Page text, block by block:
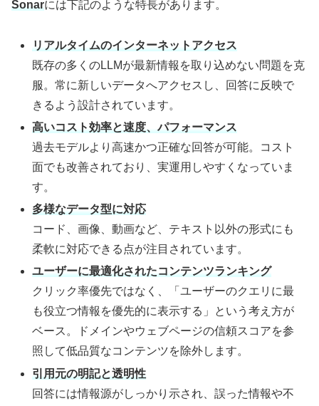
Sonarには下記のような特長があります。
リアルタイムのインターネットアクセス
既存の多くのLLMが最新情報を取り込めない問題を克
服。常に新しいデータへアクセスし、回答に反映で
きるよう設計されています。
高いコスト効率と速度、パフォーマンス
過去モデルより高速かつ正確な回答が可能。コスト
面でも改善されており、実運用しやすくなっていま
す。
多様なデータ型に対応
コード、画像、動画など、テキスト以外の形式にも
柔軟に対応できる点が注目されています。
ユーザーに最適化されたコンテンツランキング
クリック率優先ではなく、「ユーザーのクエリに最
も役立つ情報を優先的に表示する」という考え方が
ベース。ドメインやウェブページの信頼スコアを参
照して低品質なコンテンツを除外します。
引用元の明記と透明性
回答には情報源がしっかり示され、誤った情報や不